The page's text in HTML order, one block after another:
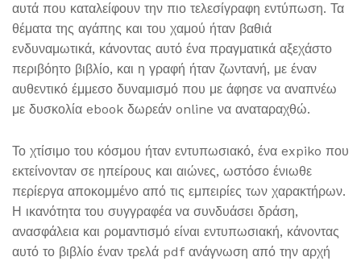
αυτά που καταλείφουν την πιο τελεσίγραφη εντύπωση. Τα
θέματα της αγάπης και του χαμού ήταν βαθιά
ενδυναμωτικά, κάνοντας αυτό ένα πραγματικά αξεχάστο
περιβόητο βιβλίο, και η γραφή ήταν ζωντανή, με έναν
αυθεντικό έμμεσο δυναμισμό που με άφησε να αναπνέω
με δυσκολία ebook δωρεάν online να αναταραχθώ.
Το χτίσιμο του κόσμου ήταν εντυπωσιακό, ένα expiko που
εκτείνονταν σε ηπείρους και αιώνες, ωστόσο ένιωθε
περίεργα αποκομμένο από τις εμπειρίες των χαρακτήρων.
Η ικανότητα του συγγραφέα να συνδυάσει δράση,
ανασφάλεια και ρομαντισμό είναι εντυπωσιακή, κάνοντας
αυτό το βιβλίο έναν τρελά pdf ανάγνωση από την αρχή